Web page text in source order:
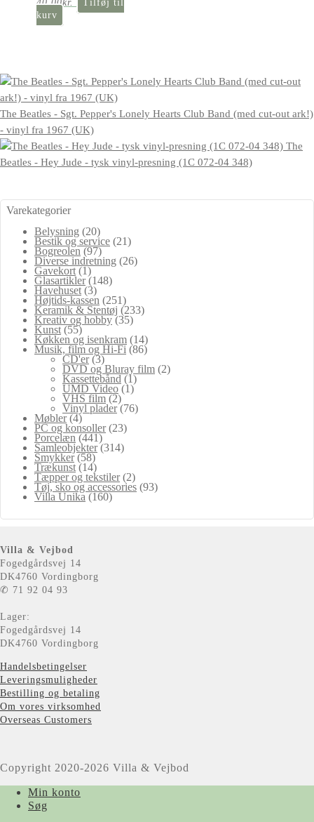
40,00kr.
Tilføj til
kurv
The Beatles - Sgt. Pepper's Lonely Hearts Club Band (med cut-out ark!)
- vinyl fra 1967 (UK)
The
Beatles - Hey Jude - tysk vinyl-presning (1C 072-04 348)
Varekategorier
Belysning (20)
Bestik og service (21)
Bogreolen (97)
Diverse indretning (26)
Gavekort (1)
Glasartikler (148)
Havehuset (3)
Højtids-kassen (251)
Keramik & Stentøj (233)
Kreativ og hobby (35)
Kunst (55)
Køkken og isenkram (14)
Musik, film og Hi-Fi (86)
CD'er (3)
DVD og Bluray film (2)
Kassettebånd (1)
UMD Video (1)
VHS film (2)
Vinyl plader (76)
Møbler (4)
PC og konsoller (23)
Porcelæn (441)
Samleobjekter (314)
Smykker (58)
Trækunst (14)
Tæpper og tekstiler (2)
Tøj, sko og accessories (93)
Villa Unika (160)
Villa & Vejbod
Fogedgårdsvej 14
DK4760 Vordingborg
✆ 71 92 04 93
Lager:
Fogedgårdsvej 14
DK4760 Vordingborg
Handelsbetingelser
Leveringsmuligheder
Bestilling og betaling
Om vores virksomhed
Overseas Customers
Copyright 2020-2026 Villa & Vejbod
Min konto
Søg